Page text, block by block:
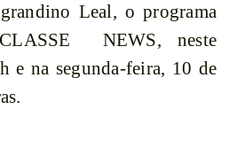
Leal, o programa
NEWS, neste
e na segunda-feira, 10 de